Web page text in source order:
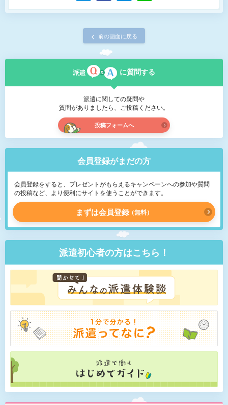
前の画面に戻る
に質問する
派遣に関しての疑問や
質問がありましたら、ご投稿ください。
投稿フォームへ
会員登録がまだの方
会員登録をすると、プレゼントがもらえるキャンペーンへの参加や質問
の投稿など、より便利にサイトを使うことができます。
まずは会員登録 無料
派遣初心者の方はこちら！